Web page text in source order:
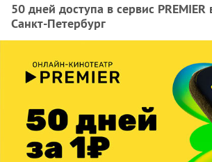
50 дней доступа в сервис PREMIER
Санкт-Петербург